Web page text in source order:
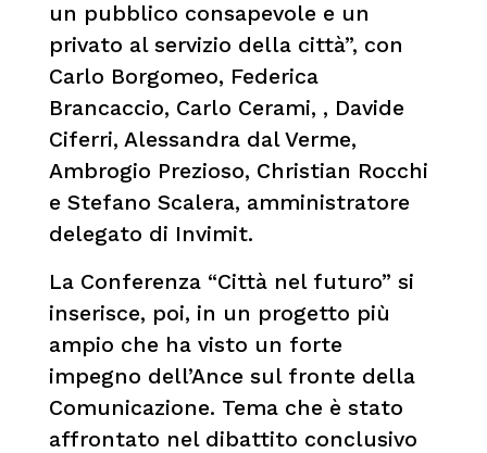
un pubblico consapevole e un
privato al servizio della città”, con
Carlo Borgomeo, Federica
Brancaccio, Carlo Cerami, , Davide
Ciferri, Alessandra dal Verme,
Ambrogio Prezioso, Christian Rocchi
e Stefano Scalera, amministratore
delegato di Invimit.
La Conferenza “Città nel futuro” si
inserisce, poi, in un progetto più
ampio che ha visto un forte
impegno dell’Ance sul fronte della
Comunicazione. Tema che è stato
affrontato nel dibattito conclusivo